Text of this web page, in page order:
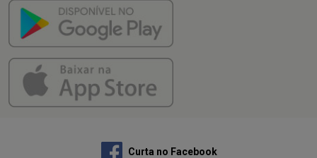
Curta no Facebook